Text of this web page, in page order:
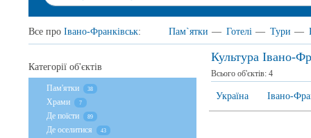
Все про Івано-Франківськ: Пам`ятки — Готелі — Тури —
Культура Івано-
Всього об'єктів: 4
Україна Івано-
Категорії об'єктів
Пам'ятки 38
Храми 7
Де поїсти 89
Де оселитися 43